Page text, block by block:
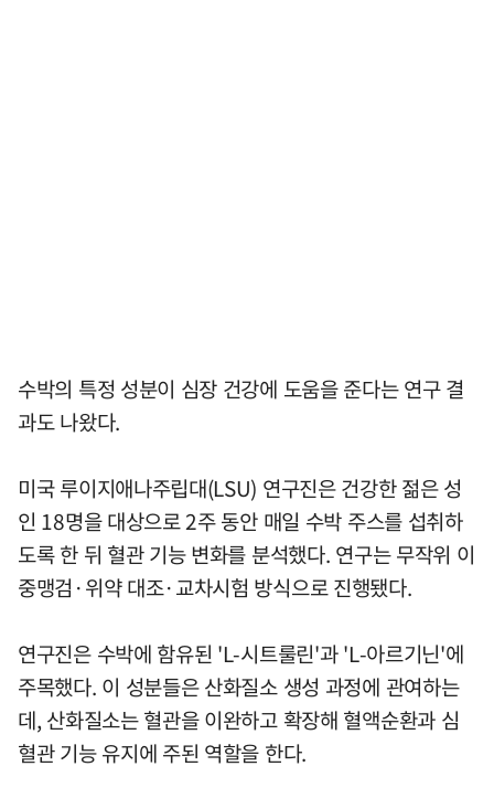
수박의 특정 성분이 심장 건강에 도움을 준다는 연구 결
과도 나왔다.
미국 루이지애나주립대(LSU) 연구진은 건강한 젊은 성
인 18명을 대상으로 2주 동안 매일 수박 주스를 섭취하
도록 한 뒤 혈관 기능 변화를 분석했다. 연구는 무작위 이
중맹검·위약 대조·교차시험 방식으로 진행됐다.
연구진은 수박에 함유된 'L-시트룰린'과 'L-아르기닌'에
주목했다. 이 성분들은 산화질소 생성 과정에 관여하는
데, 산화질소는 혈관을 이완하고 확장해 혈액순환과 심
혈관 기능 유지에 주된 역할을 한다.